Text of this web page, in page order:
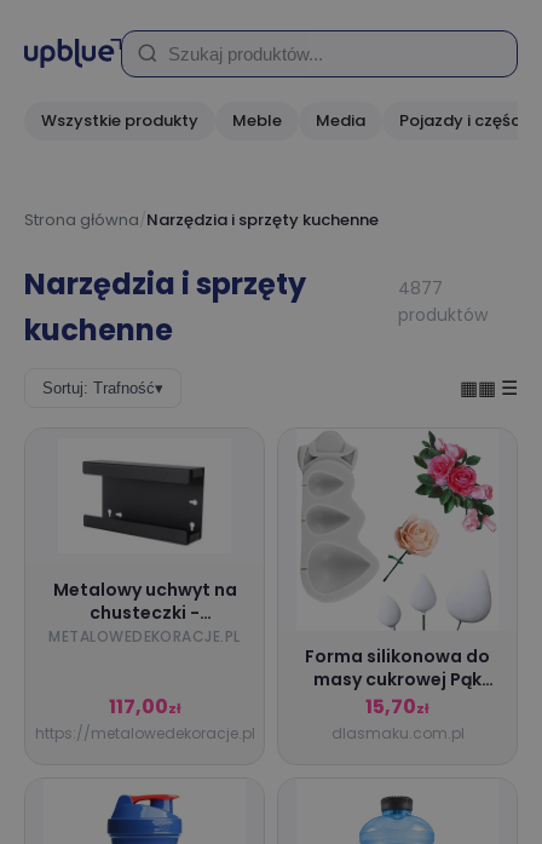
Wszystkie produkty Meble Media Pojazdy i części
Strona główna Narzędzia i sprzęty kuchenne
Narzędzia i sprzęty
kuchenne
4877
produktów
Sortuj: Trafność▾ ▦▦ ☰
Metalowy uchwyt na
chusteczki -
miedziany
METALOWEDEKORACJE.PL
117,00zł
https://metalowedekoracje.pl
Forma silikonowa do
masy cukrowej Pąk
Pączek kwiatowy
13940
15,70zł
dlasmaku.com.pl